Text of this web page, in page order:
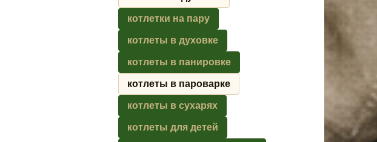
котлетки на пару
котлеты в духовке
котлеты в панировке
котлеты в пароварке
котлеты в сухарях
котлеты для детей